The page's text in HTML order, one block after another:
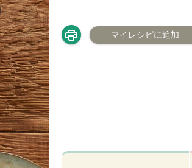
マイレシピに追加